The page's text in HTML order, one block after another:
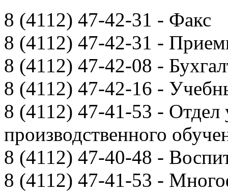
8 (4112) 47-42-31 - Факс
8 (4112) 47-42-31 -
8 (4112) 47-42-08 -
8 (4112) 47-42-16 -
8 (4112) 47-41-53 - Отдел
производственного
8 (4112) 47-40-48 -
8 (4112) 47-41-53 -